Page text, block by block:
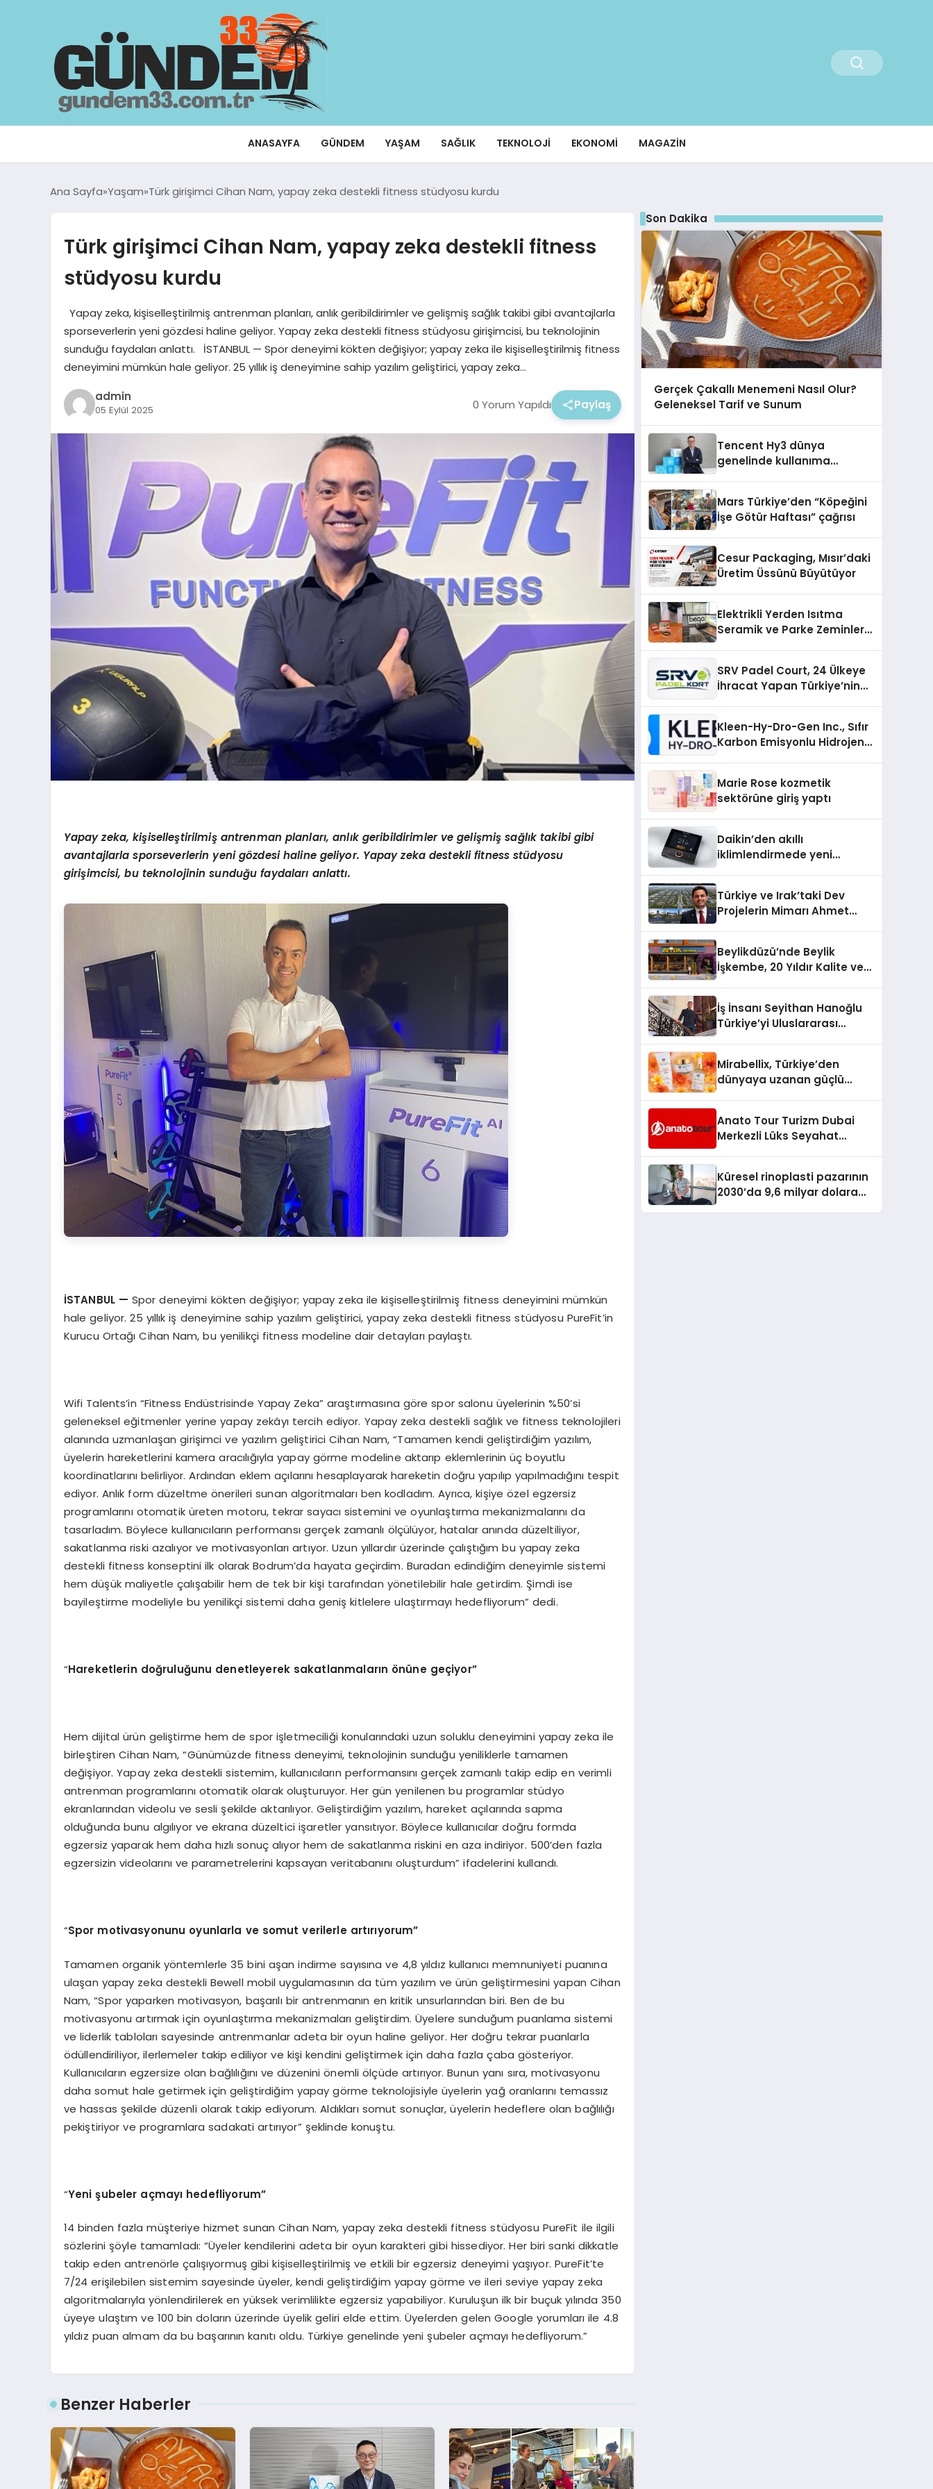
ANASAYFA GÜNDEM YAŞAM SAĞLIK TEKNOLOJI EKONOMI MAGAZIN
Ana Sayfa Yaşam Türk girişimci Cihan Nam, yapay zeka destekli fitness stüdyosu kurdu
Türk girişimci Cihan Nam, yapay zeka destekli fitness
stüdyosu kurdu
Yapay zeka, kişiselleştirilmiş antrenman planları, anlık geribildirimler ve gelişmiş sağlık takibi gibi avantajlarla
sporseverlerin yeni gözdesi haline geliyor. Yapay zeka destekli fitness stüdyosu girişimcisi, bu teknolojinin
sunduğu faydaları anlattı. İSTANBUL — Spor deneyimi kökten değişiyor; yapay zeka ile kişiselleştirilmiş fitness
deneyimini mümkün hale geliyor. 25 yıllık iş deneyimine sahip yazılım geliştirici, yapay zeka…
admin
05 Eylül 2025 0 Yorum Yapıldı Paylaş
Yapay zeka, kişiselleştirilmiş antrenman planları, anlık geribildirimler ve gelişmiş sağlık takibi gibi
avantajlarla sporseverlerin yeni gözdesi haline geliyor. Yapay zeka destekli fitness stüdyosu
girişimcisi, bu teknolojinin sunduğu faydaları anlattı.
İSTANBUL — Spor deneyimi kökten değişiyor; yapay zeka ile kişiselleştirilmiş fitness deneyimini mümkün
hale geliyor. 25 yıllık iş deneyimine sahip yazılım geliştirici, yapay zeka destekli fitness stüdyosu PureFit’in
Kurucu Ortağı Cihan Nam, bu yenilikçi fitness modeline dair detayları paylaştı.
Wifi Talents’in “Fitness Endüstrisinde Yapay Zeka” araştırmasına göre spor salonu üyelerinin %50’si
geleneksel eğitmenler yerine yapay zekâyı tercih ediyor. Yapay zeka destekli sağlık ve fitness teknolojileri
alanında uzmanlaşan girişimci ve yazılım geliştirici Cihan Nam, “Tamamen kendi geliştirdiğim yazılım,
üyelerin hareketlerini kamera aracılığıyla yapay görme modeline aktarıp eklemlerinin üç boyutlu
koordinatlarını belirliyor. Ardından eklem açılarını hesaplayarak hareketin doğru yapılıp yapılmadığını tespit
ediyor. Anlık form düzeltme önerileri sunan algoritmaları ben kodladım. Ayrıca, kişiye özel egzersiz
programlarını otomatik üreten motoru, tekrar sayacı sistemini ve oyunlaştırma mekanizmalarını da
tasarladım. Böylece kullanıcıların performansı gerçek zamanlı ölçülüyor, hatalar anında düzeltiliyor,
sakatlanma riski azalıyor ve motivasyonları artıyor. Uzun yıllardır üzerinde çalıştığım bu yapay zeka
destekli fitness konseptini ilk olarak Bodrum’da hayata geçirdim. Buradan edindiğim deneyimle sistemi
hem düşük maliyetle çalışabilir hem de tek bir kişi tarafından yönetilebilir hale getirdim. Şimdi ise
bayileştirme modeliyle bu yenilikçi sistemi daha geniş kitlelere ulaştırmayı hedefliyorum” dedi.
“Hareketlerin doğruluğunu denetleyerek sakatlanmaların önüne geçiyor”
Hem dijital ürün geliştirme hem de spor işletmeciliği konularındaki uzun soluklu deneyimini yapay zeka ile
birleştiren Cihan Nam, “Günümüzde fitness deneyimi, teknolojinin sunduğu yeniliklerle tamamen
değişiyor. Yapay zeka destekli sistemim, kullanıcıların performansını gerçek zamanlı takip edip en verimli
antrenman programlarını otomatik olarak oluşturuyor. Her gün yenilenen bu programlar stüdyo
ekranlarından videolu ve sesli şekilde aktarılıyor. Geliştirdiğim yazılım, hareket açılarında sapma
olduğunda bunu algılıyor ve ekrana düzeltici işaretler yansıtıyor. Böylece kullanıcılar doğru formda
egzersiz yaparak hem daha hızlı sonuç alıyor hem de sakatlanma riskini en aza indiriyor. 500’den fazla
egzersizin videolarını ve parametrelerini kapsayan veritabanını oluşturdum” ifadelerini kullandı.
“Spor motivasyonunu oyunlarla ve somut verilerle artırıyorum”
Tamamen organik yöntemlerle 35 bini aşan indirme sayısına ve 4,8 yıldız kullanıcı memnuniyeti puanına
ulaşan yapay zeka destekli Bewell mobil uygulamasının da tüm yazılım ve ürün geliştirmesini yapan Cihan
Nam, “Spor yaparken motivasyon, başarılı bir antrenmanın en kritik unsurlarından biri. Ben de bu
motivasyonu artırmak için oyunlaştırma mekanizmaları geliştirdim. Üyelere sunduğum puanlama sistemi
ve liderlik tabloları sayesinde antrenmanlar adeta bir oyun haline geliyor. Her doğru tekrar puanlarla
ödüllendiriliyor, ilerlemeler takip ediliyor ve kişi kendini geliştirmek için daha fazla çaba gösteriyor.
Kullanıcıların egzersize olan bağlılığını ve düzenini önemli ölçüde artırıyor. Bunun yanı sıra, motivasyonu
daha somut hale getirmek için geliştirdiğim yapay görme teknolojisiyle üyelerin yağ oranlarını temassız
ve hassas şekilde düzenli olarak takip ediyorum. Aldıkları somut sonuçlar, üyelerin hedeflere olan bağlılığı
pekiştiriyor ve programlara sadakati artırıyor” şeklinde konuştu.
“Yeni şubeler açmayı hedefliyorum”
14 binden fazla müşteriye hizmet sunan Cihan Nam, yapay zeka destekli fitness stüdyosu PureFit ile ilgili
sözlerini şöyle tamamladı: “Üyeler kendilerini adeta bir oyun karakteri gibi hissediyor. Her biri sanki dikkatle
takip eden antrenörle çalışıyormuş gibi kişiselleştirilmiş ve etkili bir egzersiz deneyimi yaşıyor. PureFit’te
7/24 erişilebilen sistemim sayesinde üyeler, kendi geliştirdiğim yapay görme ve ileri seviye yapay zeka
algoritmalarıyla yönlendirilerek en yüksek verimlilikte egzersiz yapabiliyor. Kuruluşun ilk bir buçuk yılında 350
üyeye ulaştım ve 100 bin doların üzerinde üyelik geliri elde ettim. Üyelerden gelen Google yorumları ile 4.8
yıldız puan almam da bu başarının kanıtı oldu. Türkiye genelinde yeni şubeler açmayı hedefliyorum.”
Benzer Haberler
Son Dakika
Gerçek Çakallı Menemeni Nasıl Olur?
Geleneksel Tarif ve Sunum
Tencent Hy3 dünya
genelinde kullanıma
Mars Türkiye’den “Köpeğini
İşe Götür Haftası” çağrısı
Cesur Packaging, Mısır’daki
Üretim Üssünü Büyütüyor
Elektrikli Yerden Isıtma
Seramik ve Parke Zeminler
SRV Padel Court, 24 Ülkeye
İhracat Yapan Türkiye’nin
Kleen-Hy-Dro-Gen Inc., Sıfır
Karbon Emisyonlu Hidrojen
Aldı
Marie Rose kozmetik
sektörüne giriş yaptı
Daikin’den akıllı
iklimlendirmede yeni
Türkiye ve Irak’taki Dev
Projelerin Mimarı Ahmet
Holding Industrial City”
Projesini Hayata Geçirecek
Beylikdüzü’nde Beylik
İşkembe, 20 Yıldır Kalite ve
İş İnsanı Seyithan Hanoğlu
Türkiye’yi Uluslararası
Mirabellix, Türkiye’den
dünyaya uzanan güçlü
Anato Tour Turizm Dubai
Merkezli Lüks Seyahat
Küresel rinoplasti pazarının
2030’da 9,6 milyar dolara